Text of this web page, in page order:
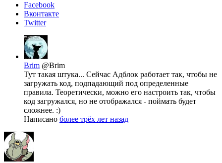
Facebook
Вконтакте
Twitter
Brim @Brim
Тут такая штука... Сейчас Адблок работает так, чтобы не
загружать код, подпадающий под определенные
правила. Теоретически, можно его настроить так, чтобы
код загружался, но не отображался - поймать будет
сложнее. :)
Написано более трёх лет назад